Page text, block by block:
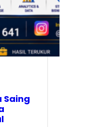
Saing